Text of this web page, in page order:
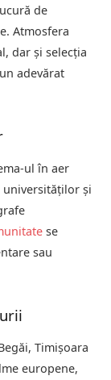
de
Atmosfera
dar și selecția
adevărat
ul în aer
universităților și
se
sau
Timișoara
europene,